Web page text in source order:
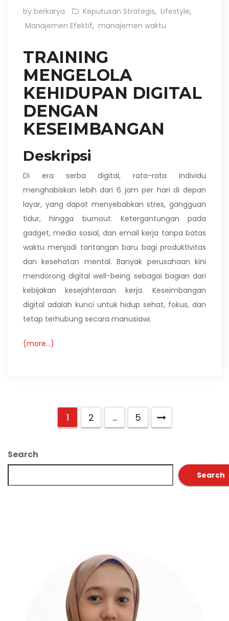
by berkarya Keputusan Strategis, Lifestyle,
Manajemen Efektif, manajemen waktu
TRAINING
MENGELOLA
KEHIDUPAN DIGITAL
DENGAN
KESEIMBANGAN
Deskripsi
Di era serba digital, rata-rata individu
menghabiskan lebih dari 6 jam per hari di depan
layar, yang dapat menyebabkan stres, gangguan
tidur, hingga burnout. Ketergantungan pada
gadget, media sosial, dan email kerja tanpa batas
waktu menjadi tantangan baru bagi produktivitas
dan kesehatan mental. Banyak perusahaan kini
mendorong digital well-being sebagai bagian dari
kebijakan kesejahteraan kerja. Keseimbangan
digital adalah kunci untuk hidup sehat, fokus, dan
tetap terhubung secara manusiawi.
(more…)
1 2 … 5
Search
Search